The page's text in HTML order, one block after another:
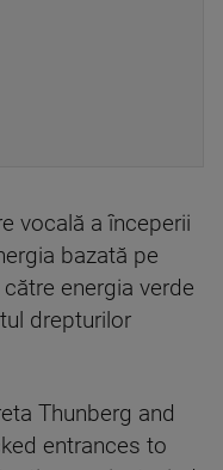
vocală a începerii
bazată pe
energia verde
drepturilor
Thunberg and
entrances to